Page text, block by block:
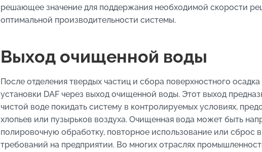
решающее значение для поддержания необходимой скорости
оптимальной производительности системы.
Выход очищенной воды
После отделения твердых частиц и сбора поверхностного
установки DAF через выход очищенной воды. Этот выход
чистой воде покидать систему в контролируемых условиях,
хлопьев или пузырьков воздуха. Очищенная вода может быть
полировочную обработку, повторное использование или сброс
требований на предприятии. Во многих отраслях